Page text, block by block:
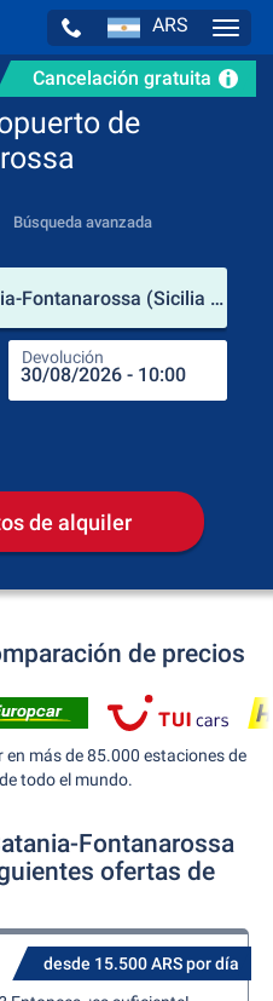
ARS
Cancelación gratuita
de
Búsqueda avanzada
Aeropuerto de Catania-Fontanarossa (Sicilia / Italia)
Devolución
de alquiler
de precios
más de 85.000 estaciones de
todo el mundo.
Fontanarossa
ofertas de
desde 15.500 ARS por día